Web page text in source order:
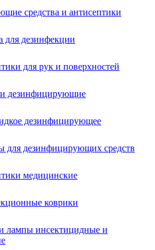
средства и антисептики
для дезинфекции
для рук и поверхностей
дезинфицирующие
дезинфицирующее
для дезинфицирующих средств
медицинские
коврики
лампы инсектицидные и